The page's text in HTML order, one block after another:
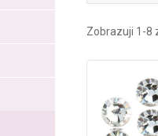
Zobrazuji 1-8